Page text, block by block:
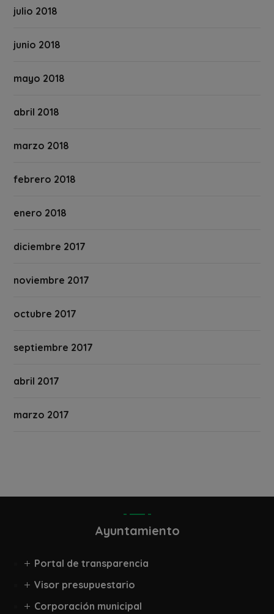
julio 2018
junio 2018
mayo 2018
abril 2018
marzo 2018
febrero 2018
enero 2018
diciembre 2017
noviembre 2017
octubre 2017
septiembre 2017
abril 2017
marzo 2017
Ayuntamiento
Portal de transparencia
Visor presupuestario
Corporación municipal